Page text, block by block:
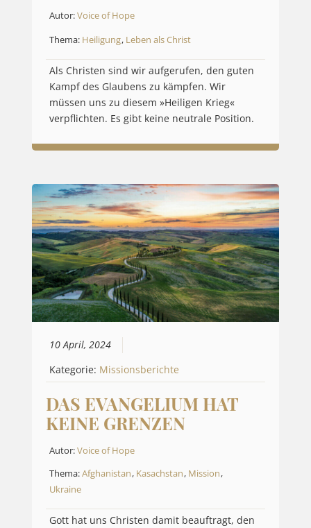
Autor:Voice of Hope
Thema: Heiligung, Leben als Christ
Als Christen sind wir aufgerufen, den guten
Kampf des Glaubens zu kämpfen. Wir
müssen uns zu diesem »Heiligen Krieg«
verpflichten. Es gibt keine neutrale Position.
10 April, 2024
Kategorie: Missionsberichte
DAS EVANGELIUM HAT
KEINE GRENZEN
Autor:Voice of Hope
Thema:Afghanistan, Kasachstan, Mission,
Ukraine
Gott hat uns Christen damit beauftragt, den